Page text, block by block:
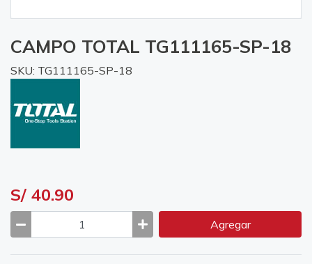
CAMPO TOTAL TG111165-SP-18
SKU: TG111165-SP-18
S/ 40.90
Agregar